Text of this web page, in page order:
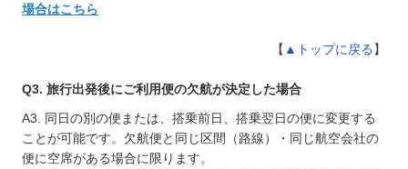
場合はこちら
【 ▲トップに戻る 】
Q3. 旅行出発後にご利用便の欠航が決定した場合
A3. 同日の別の便または、搭乗前日、搭乗翌日の便に変更する
ことが可能です。欠航便と同じ区間（路線）・同じ航空会社の
便に空席がある場合に限ります。